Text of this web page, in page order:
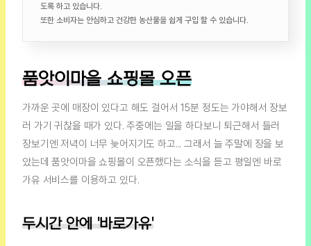
도록 하고 있습니다.
또한 소비자는 안심하고 건강한 농산물을 쉽게 구입 할 수 있습니다.
품앗이마을 쇼핑몰 오픈
가까운 곳에 매장이 있다고 해도 걸어서 15분 정도는 가야해서 장보
러 가기 귀찮을 때가 있다. 주중에는 일을 하다보니 퇴근해서 들러
장보기엔 저녁이 너무 늦어지기도 하고... 그래서 늘 주말에 장을 보
았는데 품앗이마을 쇼핑몰이 오픈했다는 소식을 듣고 평일엔 바로
가유 서비스를 이용하고 있다.
두시간 안에 '바로가유'